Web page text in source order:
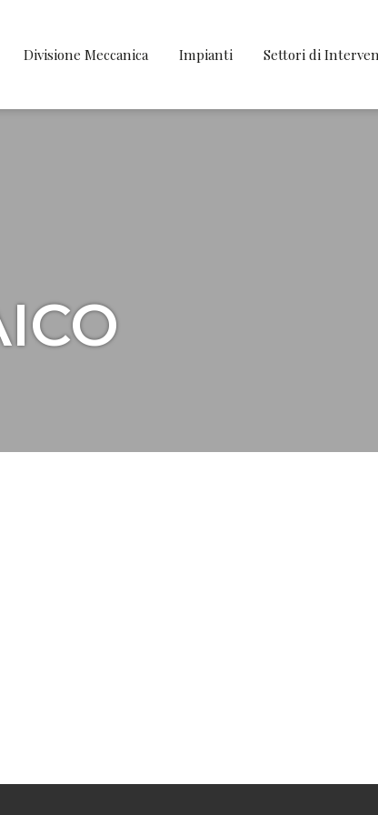
Divisione Meccanica Impianti Settori di